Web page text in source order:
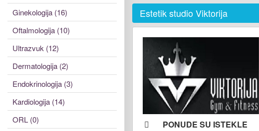
Ginekologija (16)
Oftalmologija (10)
Ultrazvuk (12)
Dermatologija (2)
Endokrinologija (3)
Kardiologija (14)
ORL (0)
Estetik studio Viktorija
PONUDE SU ISTEKLE